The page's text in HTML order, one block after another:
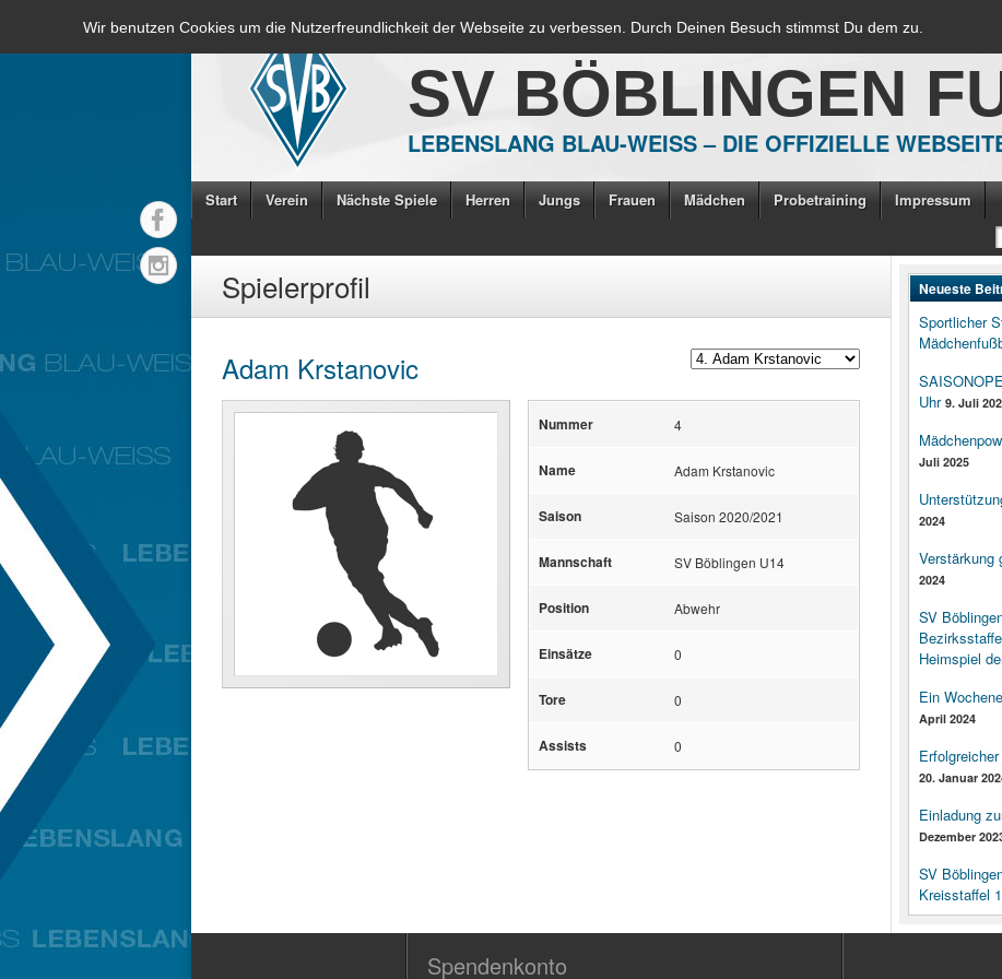
Wir benutzen Cookies um die Nutzerfreundlichkeit der Webseite zu verbessen. Durch Deinen Besuch stimmst Du dem zu.
SV BÖBLINGEN
LEBENSLANG BLAU-WEISS – DIE OFFIZIELLE
Start Verein Nächste Spiele Herren Jungs Frauen Mädchen Probetraining Impressum
Spielerprofil
Adam Krstanovic
Nummer 4
Name Adam Krstanovic
Saison Saison 2020/2021
Mannschaft SV Böblingen U14
Position Abwehr
Einsätze 0
Tore 0
Assists 0
Neueste
Sportlicher
Uhr 9. Juli
Juli 2025
2024
Verstärkung
2024
SV
Heimspiel
Ein
April 2024
20. Januar
Einladung
Dezember
SV
Kreisstaffel
Spendenkonto